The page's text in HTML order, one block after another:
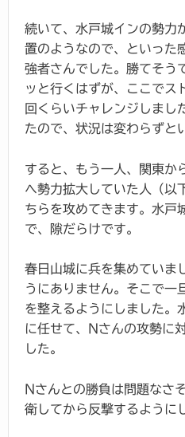
続いて、水戸城インの勢力
置のようなので、といった
強者さんでした。勝てそう
ッと行くはずが、ここでス
回くらいチャレンジしまし
たので、状況は変わらずと
すると、もう一人、関東か
へ勢力拡大していた人（以
ちらを攻めてきます。水戸
で、隙だらけです。
春日山城に兵を集めていま
うにありません。そこで一
を整えるようにしました。
に任せて、Nさんの攻勢に
した。
Nさんとの勝負は問題なさ
衛してから反撃するように